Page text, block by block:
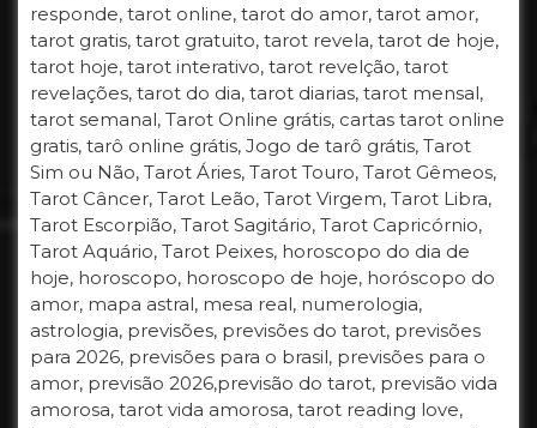
responde, tarot online, tarot do amor, tarot amor,
tarot gratis, tarot gratuito, tarot revela, tarot de hoje,
tarot hoje, tarot interativo, tarot revelção, tarot
revelações, tarot do dia, tarot diarias, tarot mensal,
tarot semanal, Tarot Online grátis, cartas tarot online
gratis, tarô online grátis, Jogo de tarô grátis, Tarot
Sim ou Não, Tarot Áries, Tarot Touro, Tarot Gêmeos,
Tarot Câncer, Tarot Leão, Tarot Virgem, Tarot Libra,
Tarot Escorpião, Tarot Sagitário, Tarot Capricórnio,
Tarot Aquário, Tarot Peixes, horoscopo do dia de
hoje, horoscopo, horoscopo de hoje, horóscopo do
amor, mapa astral, mesa real, numerologia,
astrologia, previsões, previsões do tarot, previsões
para 2026, previsões para o brasil, previsões para o
amor, previsão 2026,previsão do tarot, previsão vida
amorosa, tarot vida amorosa, tarot reading love,